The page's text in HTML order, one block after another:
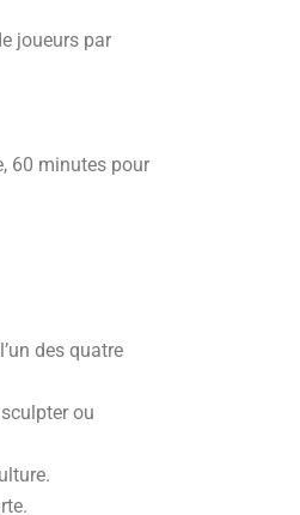
joueurs par
60 minutes pour
des quatre
ou